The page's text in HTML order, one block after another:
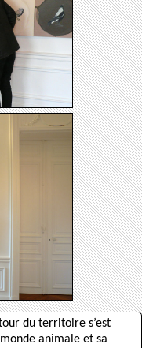
du territoire s’est
animale et sa